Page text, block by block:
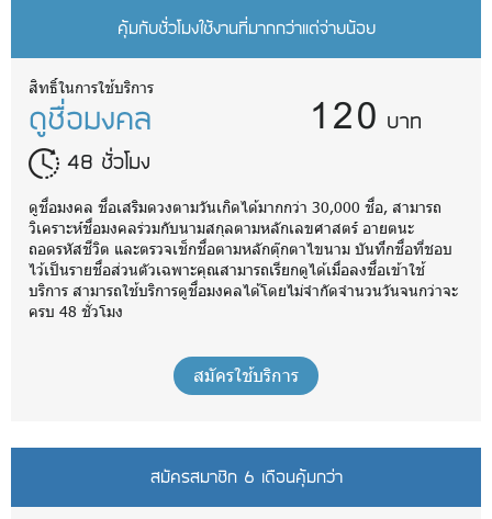
คุ้มกับชั่วโมงใช้งานที่มากกว่าแต่จ่ายน้อย
สิทธิ์ในการใช้บริการ
ดูชื่อมงคล
48 ชั่วโมง
120 บาท
ดูชื่อมงคล ชื่อเสริมดวงตามวันเกิดได้มากกว่า 30,000 ชื่อ, สามารถ
วิเคราะห์ชื่อมงคลร่วมกับนามสกุลตามหลักเลขศาสตร์ อายตนะ
ถอดรหัสชีวิต และตรวจเช็กชื่อตามหลักตุ๊กตาไขนาม บันทึกชื่อที่ชอบ
ไว้เป็นรายชื่อส่วนตัวเฉพาะคุณสามารถเรียกดูได้เมื่อลงชื่อเข้าใช้
บริการ สามารถใช้บริการดูชื่อมงคลได้โดยไม่จำกัดจำนวนวันจนกว่าจะ
ครบ 48 ชั่วโมง
สมัครใช้บริการ
สมัครสมาชิก 6 เดือนคุ้มกว่า